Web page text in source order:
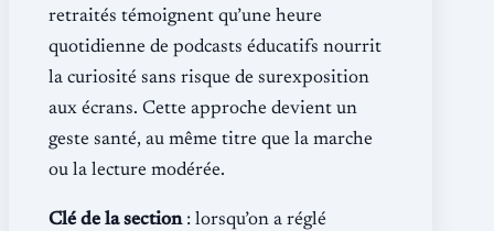
retraités témoignent qu’une heure
quotidienne de podcasts éducatifs nourrit
la curiosité sans risque de surexposition
aux écrans. Cette approche devient un
geste santé, au même titre que la marche
ou la lecture modérée.
Clé de la section: lorsqu’on a réglé